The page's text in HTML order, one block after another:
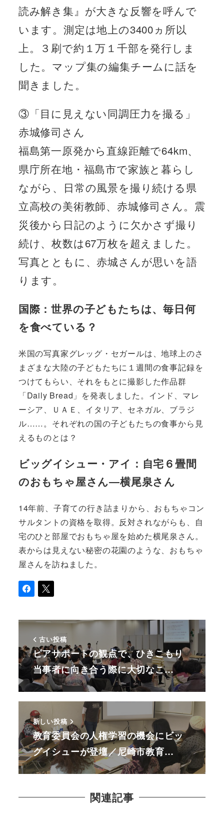
読み解き集』が大きな反響を呼んで
います。測定は地上の3400ヵ所以
上。３刷で約１万１千部を発行しま
した。マップ集の編集チームに話を
聞きました。
③「目に見えない同調圧力を撮る」
赤城修司さん
福島第一原発から直線距離で64km、
県庁所在地・福島市で家族と暮らし
ながら、日常の風景を撮り続ける県
立高校の美術教師、赤城修司さん。震
災後から日記のように欠かさず撮り
続け、枚数は67万枚を超えました。
写真とともに、赤城さんが思いを語
ります。
国際：世界の子どもたちは、毎日何
を食べている？
米国の写真家グレッグ・セガールは、地球上のさ
まざまな大陸の子どもたちに１週間の食事記録を
つけてもらい、それをもとに撮影した作品群
「Daily Bread」を発表しました。インド、マレ
ーシア、ＵＡＥ、イタリア、セネガル、ブラジ
ル……。それぞれの国の子どもたちの食事から見
えるものとは？
ビッグイシュー・アイ：自宅６畳間
のおもちゃ屋さん―横尾泉さん
14年前、子育ての行き詰まりから、おもちゃコン
サルタントの資格を取得。反対されながらも、自
宅のひと部屋でおもちゃ屋を始めた横尾泉さん。
表からは見えない秘密の花園のような、おもちゃ
屋さんを訪ねました。
古い投稿
ピアサポートの観点で、ひきこもり
当事者に向き合う際に大切なこ…
新しい投稿
教育委員会の人権学習の機会にビッ
グイシューが登壇／尼崎市教育…
関連記事